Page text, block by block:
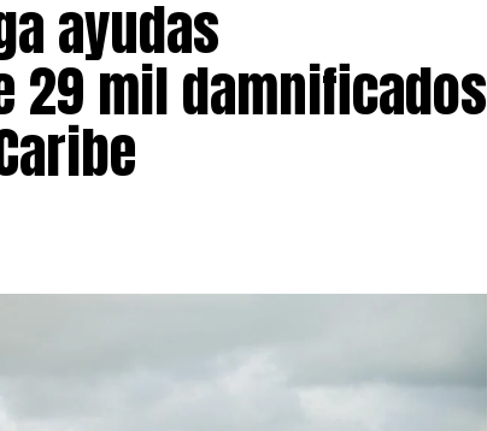
ayudas
29 mil damnificados